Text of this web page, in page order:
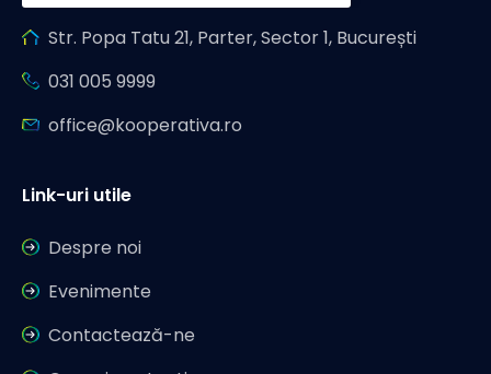
Link-uri utile
Despre noi
Evenimente
Contactează-ne
Str. Popa Tatu 21, Parter, Sector 1, București
031 005 9999
office@kooperativa.ro